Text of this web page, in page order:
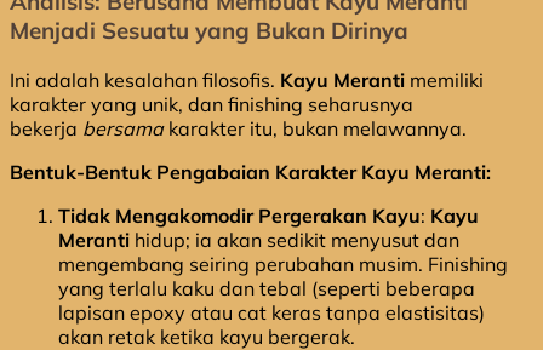
Menjadi Sesuatu yang Bukan Dirinya
Ini adalah kesalahan filosofis. Kayu Meranti memiliki
karakter yang unik, dan finishing seharusnya
bekerja bersamakarakter itu, bukan melawannya.
Bentuk-Bentuk Pengabaian Karakter Kayu Meranti:
Tidak Mengakomodir Pergerakan Kayu: Kayu
Meranti hidup; ia akan sedikit menyusut dan
mengembang seiring perubahan musim. Finishing
yang terlalu kaku dan tebal (seperti beberapa
lapisan epoxy atau cat keras tanpa elastisitas)
akan retak ketika kayu bergerak.